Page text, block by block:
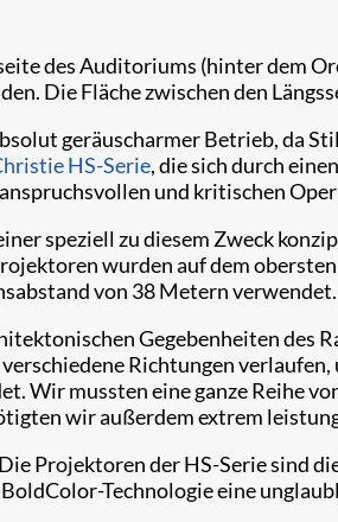
des Auditoriums (hinter dem
Die Fläche zwischen den
geräuscharmer Betrieb, da
HS-Serie, die sich durch
und kritischen
speziell zu diesem Zweck
wurden auf dem
von 38 Metern verwendet.
Gegebenheiten des
Richtungen
Wir mussten eine ganze Reihe
wir außerdem extrem
Projektoren der HS-Serie sind
Technologie eine